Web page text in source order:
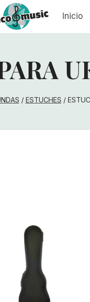
Inicio
/ ESTUCHES /